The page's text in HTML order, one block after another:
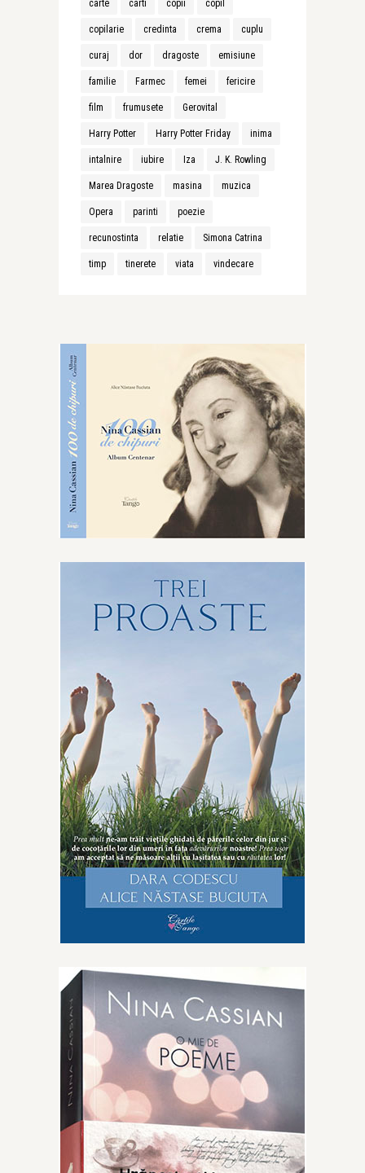
carte carti copii copil
copilarie credinta crema cuplu
curaj dor dragoste emisiune
familie Farmec femei fericire
film frumusete Gerovital
Harry Potter Harry Potter Friday inima
intalnire iubire Iza J. K. Rowling
Marea Dragoste masina muzica
Opera parinti poezie
recunostinta relatie Simona Catrina
timp tinerete viata vindecare